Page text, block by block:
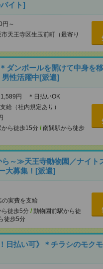
イト]
円～
天王寺区生玉前町（最寄り
ダンボールを開けて中身を
男性活躍中[派遣]
1,589円 ＊日払いOK
給（社内規定あり）
から徒歩15分 / 南巽駅から徒歩
～≫天王寺動物園／ナイト
大募集！[派遣]
の実費を支給
ら徒歩5分 / 動物園前駅から徒
徒歩5分
日払い可》＊チラシのモク